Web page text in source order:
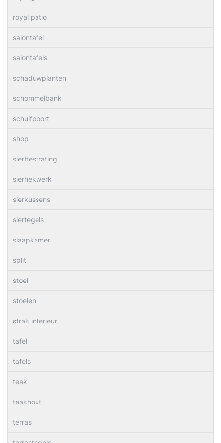
royal patio
salontafel
salontafels
schaduwplanten
schommelbank
schuifpoort
shop
sierbestrating
sierhekwerk
sierkussens
siertegels
slaapkamer
split
stoel
stoelen
strak interieur
tafel
tafels
teak
teakhout
terras